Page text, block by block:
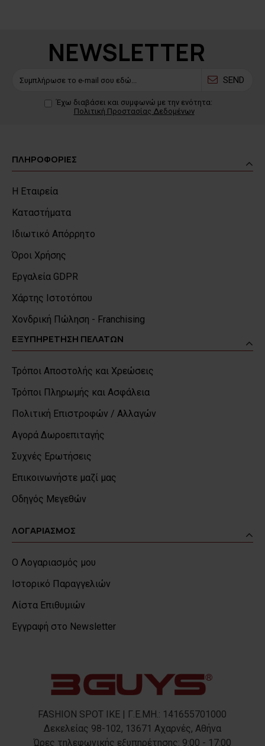
NEWSLETTER
SEND
Έχω διαβάσει και συμφωνώ με την ενότητα:
Πολιτική Προστασίας Δεδομένων
ΠΛΗΡΟΦΟΡΙΕΣ
Η Εταιρεία
Καταστήματα
Ιδιωτικό Απόρρητο
Όροι Χρήσης
Εργαλεία GDPR
Χάρτης Ιστοτόπου
Χονδρική Πώληση - Franchising
ΕΞΥΠΗΡΕΤΗΣΗ ΠΕΛΑΤΩΝ
Τρόποι Αποστολής και Χρεώσεις
Τρόποι Πληρωμής και Ασφάλεια
Πολιτική Επιστροφών / Αλλαγών
Αγορά Δωροεπιταγής
Συχνές Ερωτήσεις
Επικοινωνήστε μαζί μας
Οδηγός Μεγεθών
ΛΟΓΑΡΙΑΣΜΟΣ
Ο Λογαριασμός μου
Ιστορικό Παραγγελιών
Λίστα Επιθυμιών
Εγγραφή στο Newsletter
FASHION SPOT IKE | Γ.Ε.ΜΗ.: 141655701000
Δεκελείας 98-102, 13671 Αχαρνές, Αθήνα
Ώρες τηλεφωνικής εξυπηρέτησης: 9:00 - 17:00